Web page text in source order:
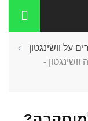
על וושינגטון
›
-